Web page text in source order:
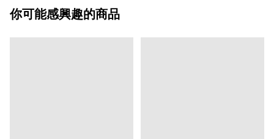
你可能感興趣的商品